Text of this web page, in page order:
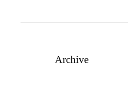
Archive